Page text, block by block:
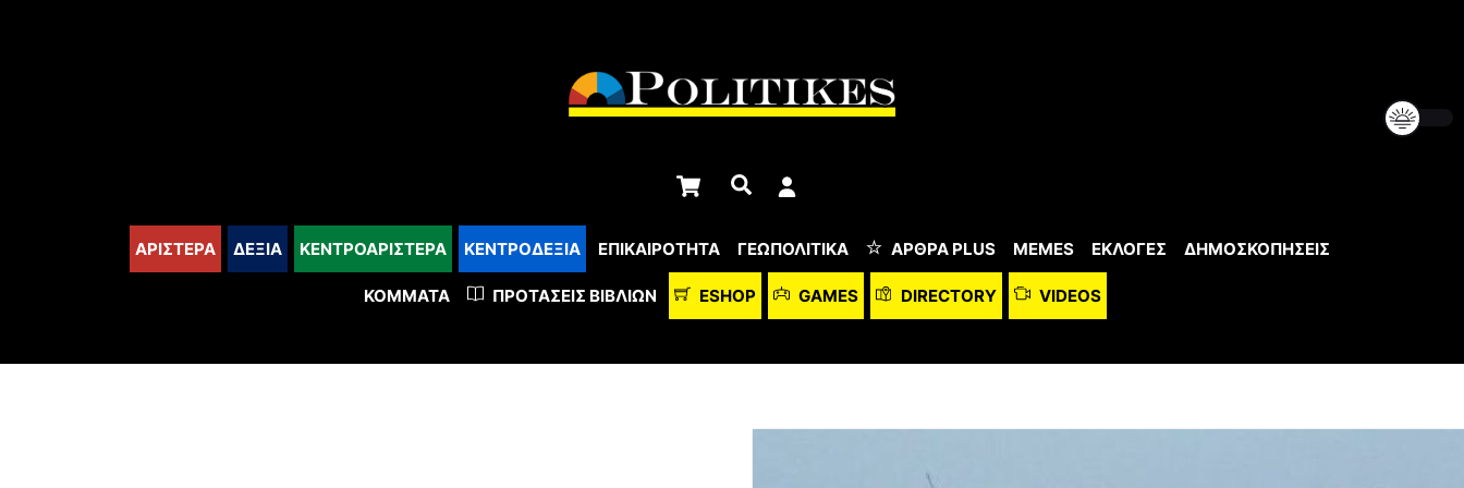
Cart Αναζήτηση
ΑΡΙΣΤΕΡΑ ΔΕΞΙΑ ΚΕΝΤΡΟΑΡΙΣΤΕΡΑ ΚΕΝΤΡΟΔΕΞΙΑ ΕΠΙΚΑΙΡΟΤΗΤΑ ΓΕΩΠΟΛΙΤΙΚΑ ΆΡΘΡΑ PLUS MEMES ΕΚΛΟΓΕΣ ΔΗΜΟΣΚΟΠΗΣΕΙΣ
ΚΌΜΜΑΤΑ ΠΡΟΤΆΣΕΙΣ ΒΙΒΛΊΩΝ ESHOP GAMES DIRECTORY VIDEOS